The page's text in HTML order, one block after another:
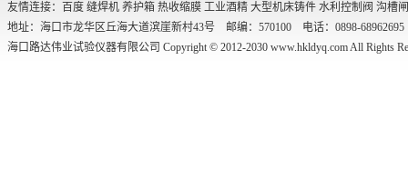
友情连接： 百度 缝焊机 养护箱 热收缩膜 工业酒精 大型机床铸件 水利控制阀 沟槽
地址：海口市龙华区丘海大道滨崖新村43号 邮编：570100 电话：0898-
海口路达伟业试验仪器有限公司 Copyright © 2012-2030 www.hkldyq.comAll Rights